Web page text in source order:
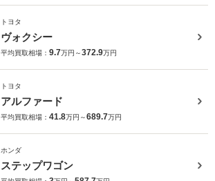
トヨタ
ヴォクシー
平均買取相場： 9.7万円～372.9万円
トヨタ
アルファード
平均買取相場： 41.8万円～689.7万円
ホンダ
ステップワゴン